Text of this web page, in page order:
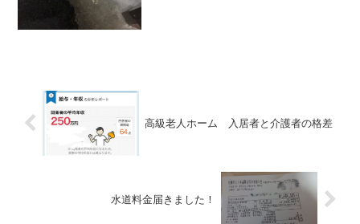
高級老人ホーム 入居者と介護者の格差
水道料金届きました！